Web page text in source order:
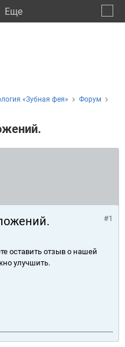
Eще
«Зубная фея»
Форум
#1
оставить отзыв о нашей
улучшить.